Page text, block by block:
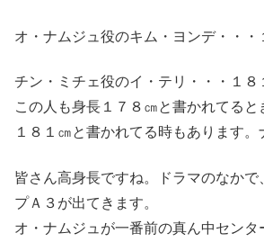
オ・ナムジュ役のキム・ヨンデ・・・
チン・ミチェ役のイ・テリ・・・１８
この人も身長１７８㎝と書かれてると
１８１㎝と書かれてる時もあります。
皆さん高身長ですね。ドラマのなかで
プＡ３が出てきます。
オ・ナムジュが一番前の真ん中センタ